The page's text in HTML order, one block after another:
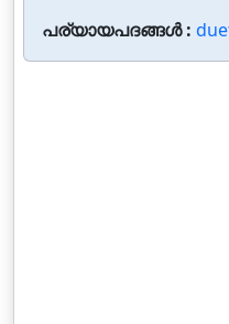
പര്യായപദങ്ങൾ :